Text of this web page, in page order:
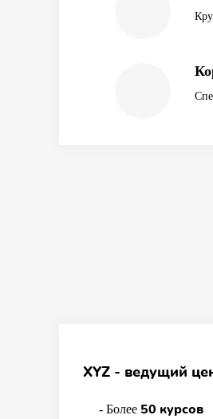
XYZ - ведущий
- Более 50 курсов